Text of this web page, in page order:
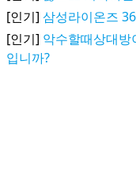
[인기] 삼성라이온즈
[인기] 악수할때상대
입니까?